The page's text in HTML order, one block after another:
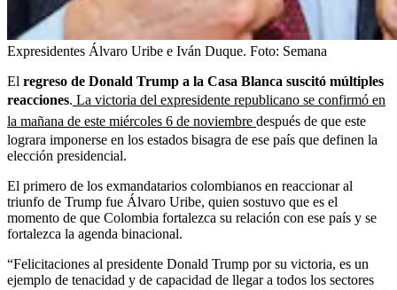
Expresidentes Álvaro Uribe e Iván Duque. Foto: Semana
El regreso de Donald Trump a la Casa Blanca suscitó múltiples
reacciones. La victoria del expresidente republicano se confirmó en
la mañana de este miércoles 6 de noviembre después de que este
lograra imponerse en los estados bisagra de ese país que definen la
elección presidencial.
El primero de los exmandatarios colombianos en reaccionar al
triunfo de Trump fue Álvaro Uribe, quien sostuvo que es el
momento de que Colombia fortalezca su relación con ese país y se
fortalezca la agenda binacional.
“Felicitaciones al presidente Donald Trump por su victoria, es un
ejemplo de tenacidad y de capacidad de llegar a todos los sectores